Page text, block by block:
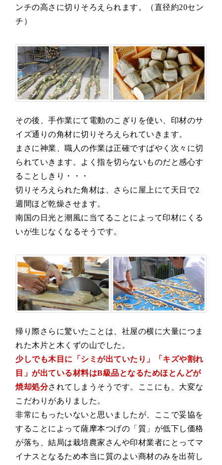
ンチの高さに切りそろえられます。（直径約20セン
チ）
その後、手作業にて電動のこぎりを使い、印材のサ
イズ通りの角材に切りそろえられていきます。
まさに神業、職人の作業は正確ですばやく次々に切
られていきます。よく指を切らないものだと感心す
ることしきり・・・
切りそろえられた角材は、さらに屋上にて天日で2
週間ほど乾燥させます。
南国の日光と潮風に当てることによって印材にくる
いが生じなくなるそうです。
帰り際さらに驚いたことは、社屋の横に大量につま
れた木片と木くずの山でした。
少しでも木目に「シミが出ていたり」「キズや割れ
目」が出ている材料はB級品となるためほとんどが
焼却処分されてしまうそうです。ここにも、大変な
こだわりがありました。
非常にもったいないと思いましたが、ここで妥協を
することによって薩摩本つげの「質」が低下し価格
が落ち、結局は栽培農家さんや印材業者にとってマ
イナスとなるため本当に質のよい商材のみを出荷し